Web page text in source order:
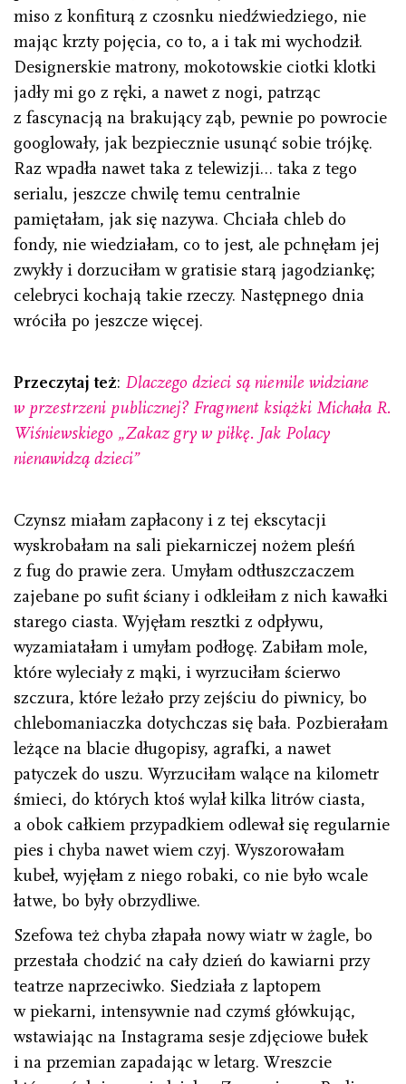
miso z konfiturą z czosnku niedźwiedziego, nie
mając krzty pojęcia, co to, a i tak mi wychodził.
Designerskie matrony, mokotowskie ciotki klotki
jadły mi go z ręki, a nawet z nogi, patrząc
z fascynacją na brakujący ząb, pewnie po powrocie
googlowały, jak bezpiecznie usunąć sobie trójkę.
Raz wpadła nawet taka z telewizji… taka z tego
serialu, jeszcze chwilę temu centralnie
pamiętałam, jak się nazywa. Chciała chleb do
fondy, nie wiedziałam, co to jest, ale pchnęłam jej
zwykły i dorzuciłam w gratisie starą jagodziankę;
celebryci kochają takie rzeczy. Następnego dnia
wróciła po jeszcze więcej.
Przeczytaj też: Dlaczego dzieci są niemile widziane
w przestrzeni publicznej? Fragment książki Michała R.
Wiśniewskiego „Zakaz gry w piłkę. Jak Polacy
nienawidzą dzieci”
Czynsz miałam zapłacony i z tej ekscytacji
wyskrobałam na sali piekarniczej nożem pleśń
z fug do prawie zera. Umyłam odtłuszczaczem
zajebane po sufit ściany i odkleiłam z nich kawałki
starego ciasta. Wyjęłam resztki z odpływu,
wyzamiatałam i umyłam podłogę. Zabiłam mole,
które wyleciały z mąki, i wyrzuciłam ścierwo
szczura, które leżało przy zejściu do piwnicy, bo
chlebomaniaczka dotychczas się bała. Pozbierałam
leżące na blacie długopisy, agrafki, a nawet
patyczek do uszu. Wyrzuciłam walące na kilometr
śmieci, do których ktoś wylał kilka litrów ciasta,
a obok całkiem przypadkiem odlewał się regularnie
pies i chyba nawet wiem czyj. Wyszorowałam
kubeł, wyjęłam z niego robaki, co nie było wcale
łatwe, bo były obrzydliwe.
Szefowa też chyba złapała nowy wiatr w żagle, bo
przestała chodzić na cały dzień do kawiarni przy
teatrze naprzeciwko. Siedziała z laptopem
w piekarni, intensywnie nad czymś główkując,
wstawiając na Instagrama sesje zdjęciowe bułek
i na przemian zapadając w letarg. Wreszcie